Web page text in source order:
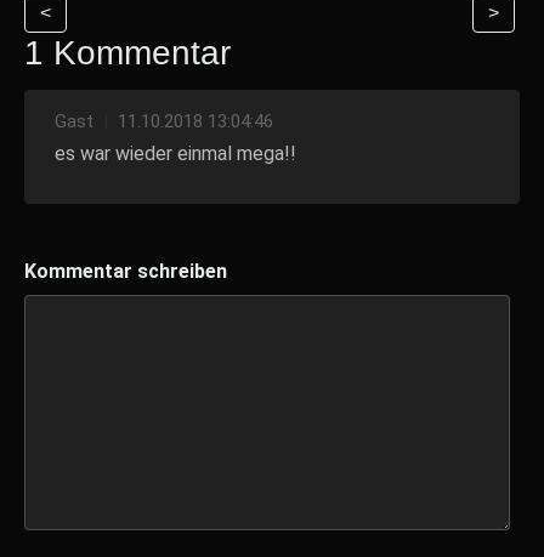
< >
1 Kommentar
Gast 11.10.2018 13:04:46
es war wieder einmal mega!!
Kommentar schreiben